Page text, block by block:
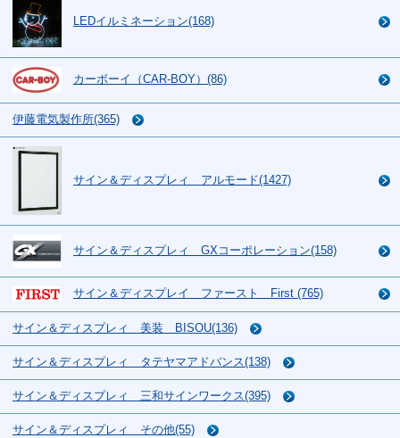
LEDイルミネーション(168)
カーボーイ（CAR-BOY）(86)
伊藤電気製作所(365)
サイン＆ディスプレィ アルモード(1427)
サイン＆ディスプレィ GXコーポレーション(158)
サイン＆ディスプレイ ファースト First (765)
サイン＆ディスプレィ 美装 BISOU(136)
サイン＆ディスプレィ タテヤマアドバンス(138)
サイン＆ディスプレィ 三和サインワークス(395)
サイン＆ディスプレィ その他(55)